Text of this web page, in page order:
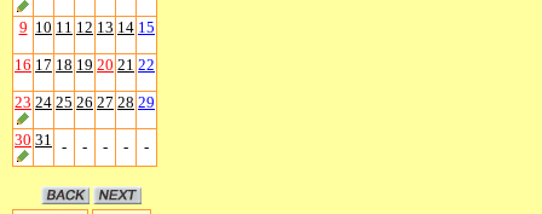
9 10 11 12 13 14 15
16 17 18 19 20 21 22
23 24 25 26 27 28 29
30 31 - - - - -